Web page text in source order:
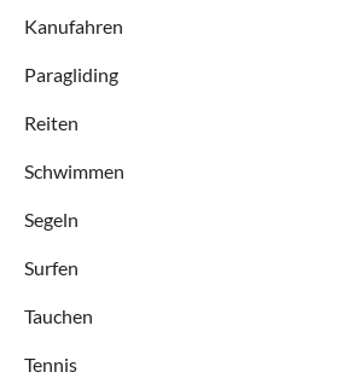
Kanufahren
Paragliding
Reiten
Schwimmen
Segeln
Surfen
Tauchen
Tennis